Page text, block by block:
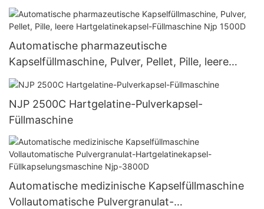
Automatische pharmazeutische
Kapselfüllmaschine, Pulver, Pellet, Pille, leere
Hartgelatinekapsel-Füllmaschine Njp 1500D
NJP 2500C Hartgelatine-Pulverkapsel-
Füllmaschine
Automatische medizinische Kapselfüllmaschine
Vollautomatische Pulvergranulat-